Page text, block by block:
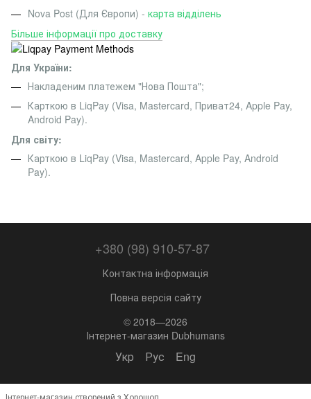
Nova Post (Для Європи) - карта відділень
Більше інформації про доставку
Для України:
Накладеним платежем "Нова Пошта";
Карткою в LiqPay (Visa, Mastercard, Приват24, Apple Pay,
Android Pay).
Для світу:
Карткою в LiqPay (Visa, Mastercard, Apple Pay, Android
Pay).
+380 (98) 910-57-87
Контактна інформація
Повна версія сайту
© 2018—2026
Інтернет-магазин Dubhumans
Укр Рус Eng
Інтернет-магазин створений з Хорошоп